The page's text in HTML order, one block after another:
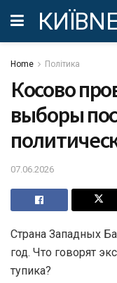
Home Політика
Косово
выборы
07.06.2026
Страна Западных
год. Что говорят
тупика?